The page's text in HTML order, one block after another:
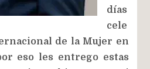
días
cele
de la Mujer en
eso les entrego estas